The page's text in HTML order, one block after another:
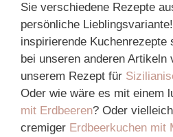
Sie verschiedene Rezepte
persönliche
inspirierende Kuchenrezepte
bei unseren anderen Artikeln
unserem Rezept für
Oder wie wäre es mit einem
mit Erdbeeren? Oder
cremiger Erdbeerkuchen mit